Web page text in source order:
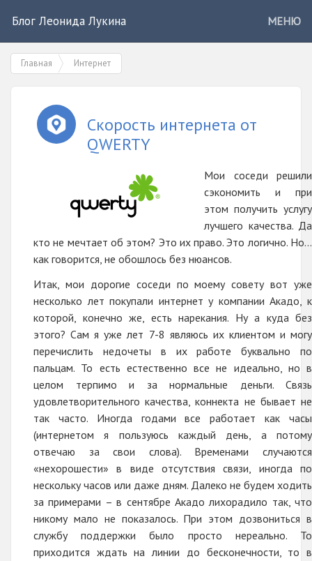
Блог Леонида Лукина МЕНЮ
Главная Интернет
Скорость интернета от
QWERTY
Мои соседи решили
сэкономить и при
этом получить услугу
лучшего качества. Да
кто не мечтает об этом? Это их право. Это логично. Но...
как говорится, не обошлось без нюансов.
Итак, мои дорогие соседи по моему совету вот уже
несколько лет покупали интернет у компании Акадо, к
которой, конечно же, есть нарекания. Ну а куда без
этого? Сам я уже лет 7-8 являюсь их клиентом и могу
перечислить недочеты в их работе буквально по
пальцам. То есть естественно все не идеально, но в
целом терпимо и за нормальные деньги. Связь
удовлетворительного качества, коннекта не бывает не
так часто. Иногда годами все работает как часы
(интернетом я пользуюсь каждый день, а потому
отвечаю за свои слова). Временами случаются
«нехорошести» в виде отсутствия связи, иногда по
нескольку часов или даже дням. Далеко не будем ходить
за примерами – в сентябре Акадо лихорадило так, что
никому мало не показалось. При этом дозвониться в
службу поддержки было просто нереально. То
приходится ждать на линии до бесконечности, то в